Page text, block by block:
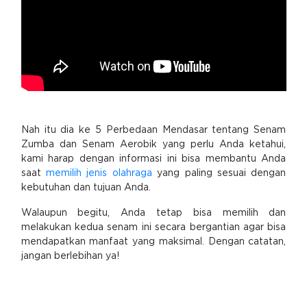
Nah itu dia ke 5 Perbedaan Mendasar tentang Senam
Zumba dan Senam Aerobik yang perlu Anda ketahui,
kami harap dengan informasi ini bisa membantu Anda
saatmemilih jenis olahraga yang paling sesuai dengan
kebutuhan dan tujuan Anda.
Walaupun begitu, Anda tetap bisa memilih dan
melakukan kedua senam ini secara bergantian agar bisa
mendapatkan manfaat yang maksimal. Dengan catatan,
jangan berlebihan ya!